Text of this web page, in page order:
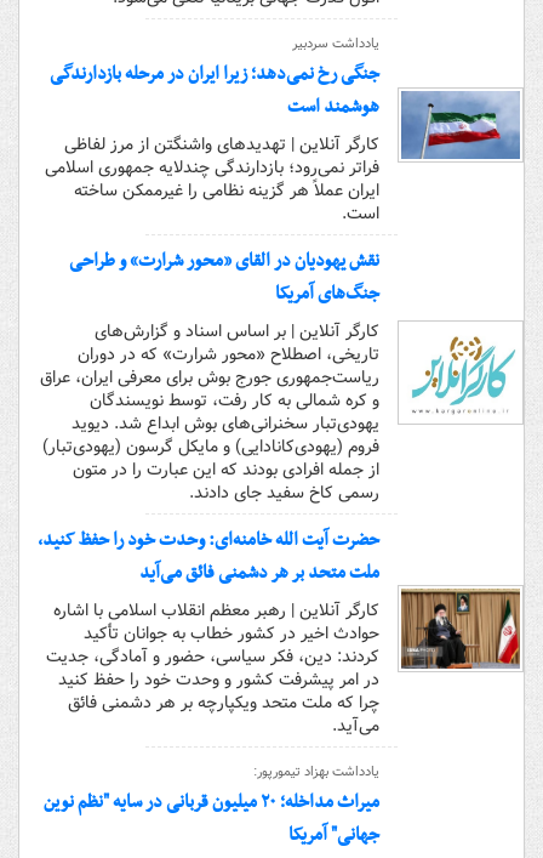
یادداشت سردبیر
جنگی رخ نمی‌دهد؛ زیرا ایران در مرحله بازدارندگی
هوشمند است
کارگر آنلاین | تهدیدهای واشنگتن از مرز لفاظی
فراتر نمی‌رود؛ بازدارندگی چندلایه جمهوری اسلامی
ایران عملاً هر گزینه نظامی را غیرممکن ساخته
است.
نقش یهودیان در القای «محور شرارت» و طراحی
جنگ‌های آمریکا
کارگر آنلاین | بر اساس اسناد و گزارش‌های
تاریخی، اصطلاح «محور شرارت» که در دوران
ریاست‌جمهوری جورج بوش برای معرفی ایران، عراق
و کره شمالی به کار رفت، توسط نویسندگان
یهودی‌تبار سخنرانی‌های بوش ابداع شد. دیوید
فروم (یهودی‌کانادایی) و مایکل گرسون (یهودی‌تبار)
از جمله افرادی بودند که این عبارت را در متون
رسمی کاخ سفید جای دادند.
حضرت آیت الله خامنه‌ای: وحدت خود را حفظ کنید،
ملت متحد بر هر دشمنی فائق می‌آید
کارگر آنلاین | رهبر معظم انقلاب اسلامی با اشاره
حوادث اخیر در کشور خطاب به جوانان تأکید
کردند: دین، فکر سیاسی، حضور و آمادگی، جدیت
در امر پیشرفت کشور و وحدت خود را حفظ کنید
چرا که ملت متحد ویکپارچه بر هر دشمنی فائق
می‌آید.
یادداشت بهزاد تیمورپور:
میراث مداخله؛ ۲۰ میلیون قربانی در سایه "نظم نوین
جهانی" آمریکا